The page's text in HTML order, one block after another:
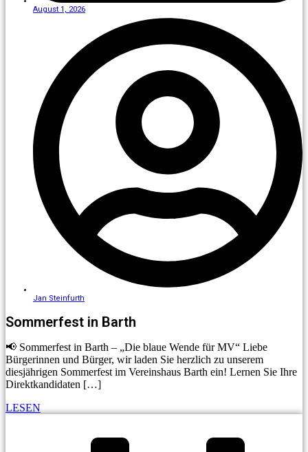
August 1, 2026
Jan Steinfurth
Sommerfest in Barth
📢 Sommerfest in Barth – „Die blaue Wende für MV“ Liebe
Bürgerinnen und Bürger, wir laden Sie herzlich zu unserem
diesjährigen Sommerfest im Vereinshaus Barth ein! Lernen Sie Ihre
Direktkandidaten […]
LESEN